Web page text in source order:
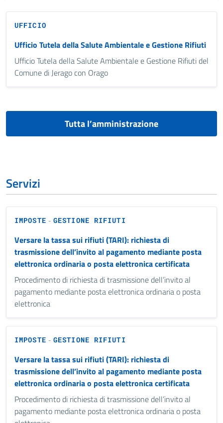
UFFICIO
Ufficio Tutela della Salute Ambientale e Gestione Rifiuti
Ufficio Tutela della Salute Ambientale e Gestione Rifiuti del
Comune di Jerago con Orago
Tutta l’amministrazione
Servizi
IMPOSTE -GESTIONE RIFIUTI
Versare la tassa sui rifiuti (TARI): richiesta di
trasmissione dell’invito al pagamento mediante posta
elettronica ordinaria o posta elettronica certificata
Procedimento di richiesta di trasmissione dell’invito al
pagamento mediante posta elettronica ordinaria o posta
elettronica
IMPOSTE -GESTIONE RIFIUTI
Versare la tassa sui rifiuti (TARI): richiesta di
trasmissione dell’invito al pagamento mediante posta
elettronica ordinaria o posta elettronica certificata
Procedimento di richiesta di trasmissione dell’invito al
pagamento mediante posta elettronica ordinaria o posta